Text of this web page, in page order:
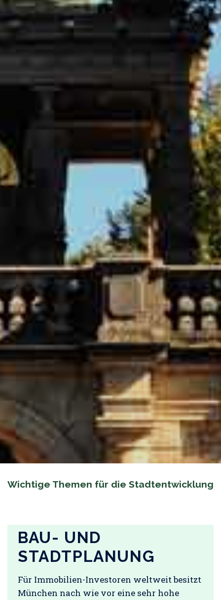
Wichtige Themen für die Stadtentwicklung
BAU- UND
STADTPLANUNG
Für Immobilien-Investoren weltweit besitzt
München nach wie vor eine sehr hohe